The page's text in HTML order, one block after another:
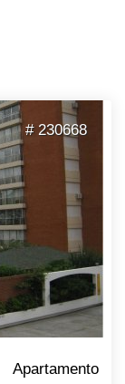
# 230668
Apartamento